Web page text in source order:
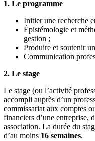
1. Le programme
Initier une recherche
Épistémologie et
gestion ;
Produire et soutenir
Communication
2. Le stage
Le stage (ou l’activité
accompli auprès d’un
commissariat aux comptes
financiers d’une entreprise,
association. La durée du
d’au moins 16 semaines.